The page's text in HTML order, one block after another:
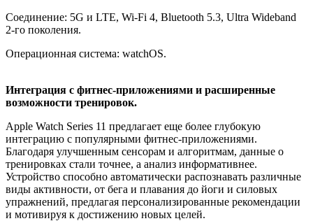
Соединение: 5G и LTE, Wi-Fi 4, Bluetooth 5.3, Ultra Wideband
2-го поколения.
Операционная система: watchOS.
Интеграция с фитнес-приложениями и расширенные
возможности тренировок.
Apple Watch Series 11 предлагает еще более глубокую
интеграцию с популярными фитнес-приложениями.
Благодаря улучшенным сенсорам и алгоритмам, данные о
тренировках стали точнее, а анализ информативнее.
Устройство способно автоматически распознавать различные
виды активности, от бега и плавания до йоги и силовых
упражнений, предлагая персонализированные рекомендации
и мотивируя к достижению новых целей.